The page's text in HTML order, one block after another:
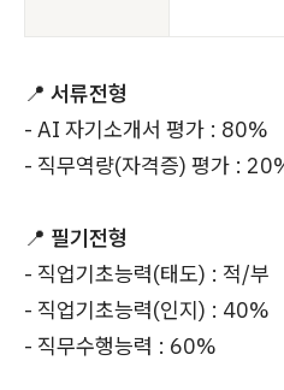
📍 서류전형
- AI 자기소개서 평가 : 80%
- 직무역량(자격증) 평가 :
📍 필기전형
- 직업기초능력(태도) : 적/부
- 직업기초능력(인지) : 40%
- 직무수행능력 : 60%